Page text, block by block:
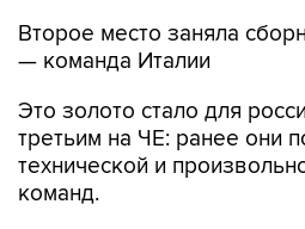
Второе место заняла
— команда Италии
Это золото стало для
третьим на ЧЕ: ранее они
технической и
команд.